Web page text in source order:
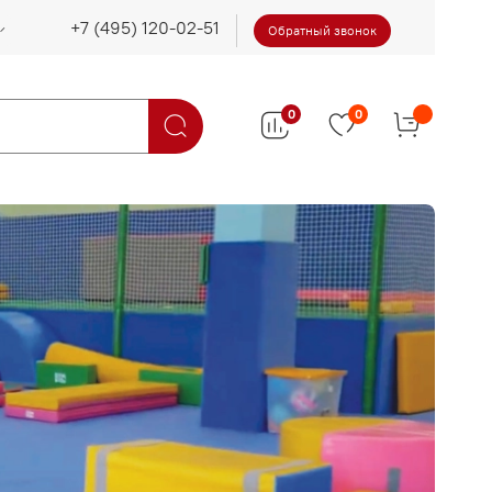
Обратный звонок
0 0